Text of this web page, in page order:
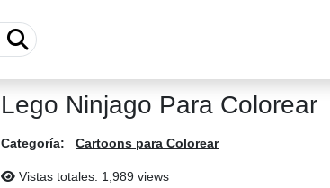
Lego Ninjago Para Colorear
Categoría: Cartoons para Colorear
Vistas totales: 1,989 views